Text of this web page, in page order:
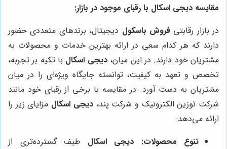
مقایسه دیجی اسکال با رقبای موجود در بازار:
در بازار رقابتیفروش باسکول دیجیتال، برندهای متعددی حضور
دارند که هر کدام سعی در ارائه بهترین خدمات و محصولات به
مشتریان خود دارند. در این میان،دیجی اسکال با تکیه بر تجربه،
تخصص و تعهد به کیفیت، توانسته جایگاه ویژه‌ای را در میان
مشتریان به دست آورد. در مقایسه با برخی از رقبای خود مانند
شرکت توزین الکترونیک و شرکت پند،دیجی اسکال مزایای زیر را
ارائه می‌دهد:
تنوع محصولات:
دیجی اسکال طیف گسترده‌تری از